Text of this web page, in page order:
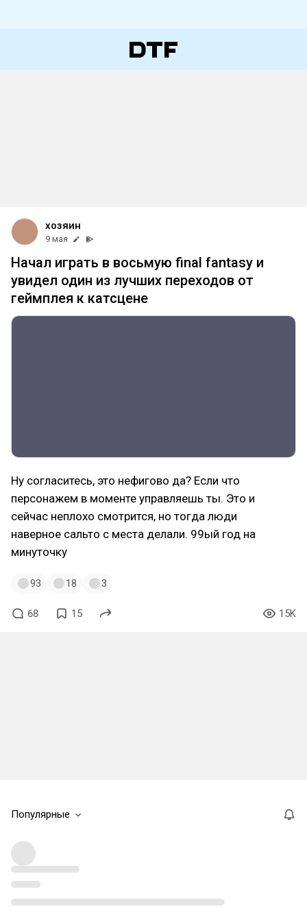
хозяин
9 мая
Начал играть в восьмую final fantasy и
увидел один из лучших переходов от
геймплея к катсцене
Ну согласитесь, это нефигово да? Если что
персонажем в моменте управляешь ты. Это и
сейчас неплохо смотрится, но тогда люди
наверное сальто с места делали. 99ый год на
минуточку
93 18 3
68 15 15K
Популярные